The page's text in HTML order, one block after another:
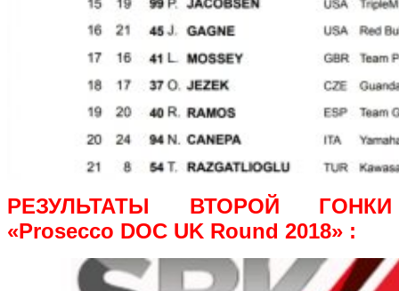
РЕЗУЛЬТАТЫ ВТОРОЙ ГОНКИ
«Prosecco DOC UK Round 2018» :